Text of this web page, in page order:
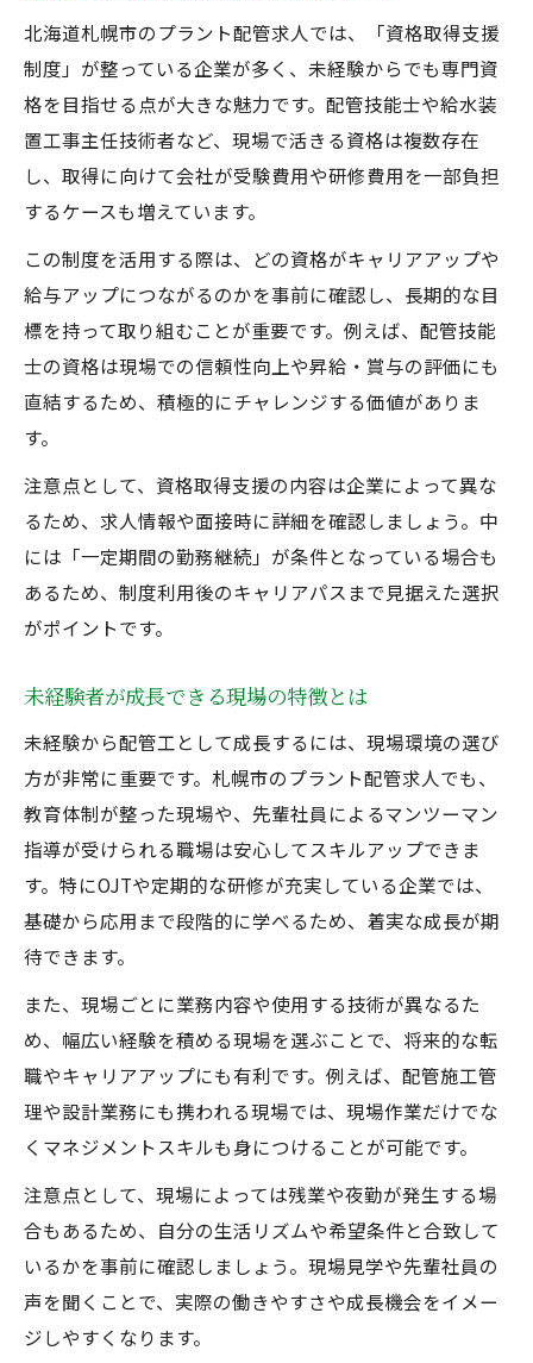
北海道札幌市のプラント配管求人では、「資格取得支援
制度」が整っている企業が多く、未経験からでも専門資
格を目指せる点が大きな魅力です。配管技能士や給水装
置工事主任技術者など、現場で活きる資格は複数存在
し、取得に向けて会社が受験費用や研修費用を一部負担
するケースも増えています。
この制度を活用する際は、どの資格がキャリアアップや
給与アップにつながるのかを事前に確認し、長期的な目
標を持って取り組むことが重要です。例えば、配管技能
士の資格は現場での信頼性向上や昇給・賞与の評価にも
直結するため、積極的にチャレンジする価値がありま
す。
注意点として、資格取得支援の内容は企業によって異な
るため、求人情報や面接時に詳細を確認しましょう。中
には「一定期間の勤務継続」が条件となっている場合も
あるため、制度利用後のキャリアパスまで見据えた選択
がポイントです。
未経験者が成長できる現場の特徴とは
未経験から配管工として成長するには、現場環境の選び
方が非常に重要です。札幌市のプラント配管求人でも、
教育体制が整った現場や、先輩社員によるマンツーマン
指導が受けられる職場は安心してスキルアップできま
す。特にOJTや定期的な研修が充実している企業では、
基礎から応用まで段階的に学べるため、着実な成長が期
待できます。
また、現場ごとに業務内容や使用する技術が異なるた
め、幅広い経験を積める現場を選ぶことで、将来的な転
職やキャリアアップにも有利です。例えば、配管施工管
理や設計業務にも携われる現場では、現場作業だけでな
くマネジメントスキルも身につけることが可能です。
注意点として、現場によっては残業や夜勤が発生する場
合もあるため、自分の生活リズムや希望条件と合致して
いるかを事前に確認しましょう。現場見学や先輩社員の
声を聞くことで、実際の働きやすさや成長機会をイメー
ジしやすくなります。